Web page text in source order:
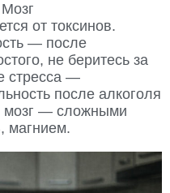
от токсинов.
— после
не беритесь за
стресса —
после алкоголя
мозг — сложными
магнием.